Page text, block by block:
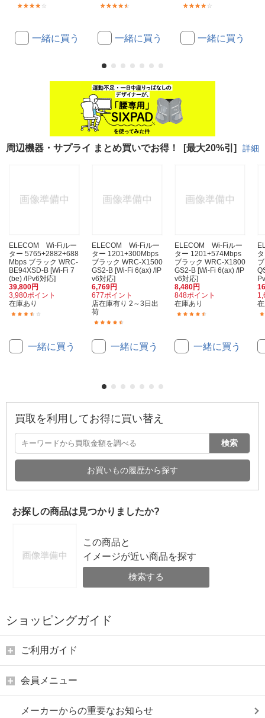
一緒に買う 一緒に買う 一緒に買う
周辺機器・サプライ まとめ買いでお得！ [最大20%引] 詳細
ELECOM Wi-Fiルー
ター 5765+2882+688
Mbps ブラック WRC-
BE94XSD-B [Wi-Fi 7
(be) /IPv6対応]
39,800円
3,980ポイント
在庫あり
一緒に買う
ELECOM Wi-Fiルー
ター 1201+300Mbps
ブラック WRC-X1500
GS2-B [Wi-Fi 6(ax) /IP
v6対応]
6,769円
677ポイント
店在庫有り 2～3日出
荷
一緒に買う
ELECOM Wi-Fiルー
ター 1201+574Mbps
ブラック WRC-X1800
GS2-B [Wi-Fi 6(ax) /IP
v6対応]
8,480円
848ポイント
在庫あり
一緒に買う
買取を利用してお得に買い替え
検索
お買いもの履歴から探す
お探しの商品は見つかりましたか?
この商品と
イメージが近い商品を探す
検索する
ショッピングガイド
ご利用ガイド
会員メニュー
メーカーからの重要なお知らせ